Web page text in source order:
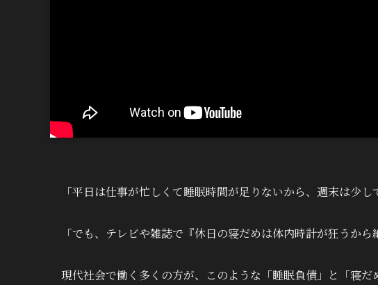
「平日は仕事が忙しくて睡眠時間が足りないから、週末は少し
「でも、テレビや雑誌で『休日の寝だめは体内時計が狂うか
現代社会で働く多くの方が、このような「睡眠負債」と「寝